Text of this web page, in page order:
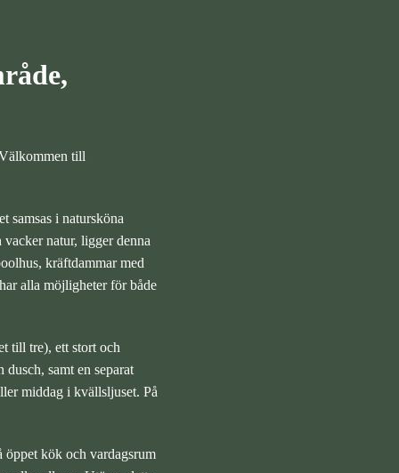
till
samsas i natursköna
natur, ligger denna
kräftdammar med
alla möjligheter för både
till tre), ett stort och
samt en separat
middag i kvällsljuset. På
öppet kök och vardagsrum